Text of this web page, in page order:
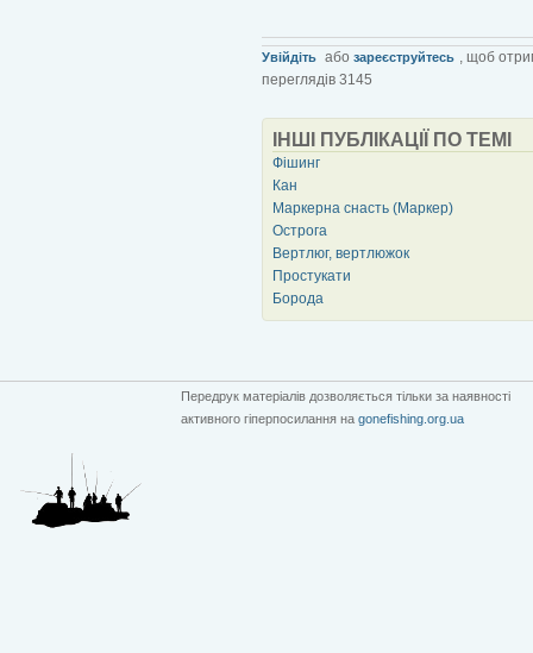
Увійдіть або зареєструйтесь , щоб
переглядів 3145
ІНШІ ПУБЛІКАЦІЇ ПО ТЕМІ
Фішинг
Кан
Маркерна снасть (Маркер)
Острога
Вертлюг, вертлюжок
Простукати
Борода
Передрук матеріалів дозволяється тільки за наявності
активного гіперпосилання на gonefishing.org.ua